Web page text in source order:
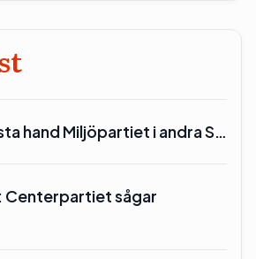
hand Miljöpartiet i andra S…
Centerpartiet sågar